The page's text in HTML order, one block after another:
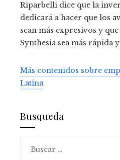
Riparbelli dice que la
dedicará a hacer que los
sean más expresivos y
Synthesia sea más rápida
Más contenidos sobre
Latina
Busqueda